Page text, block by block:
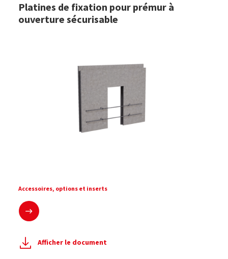
Platines de fixation pour prémur à
ouverture sécurisable
Accessoires, options et inserts
En savoir plus
Afficher le document